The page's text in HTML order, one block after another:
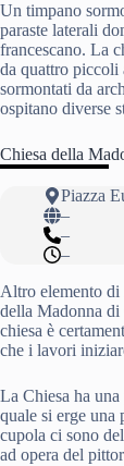
Un timpano
paraste laterali
francescano. La
da quattro piccoli
sormontati da
ospitano diverse
Chiesa della
Piazza
–
–
–
Altro elemento di
della Madonna di
chiesa è
che i lavori
La Chiesa ha
quale si erge
cupola ci sono
ad opera del